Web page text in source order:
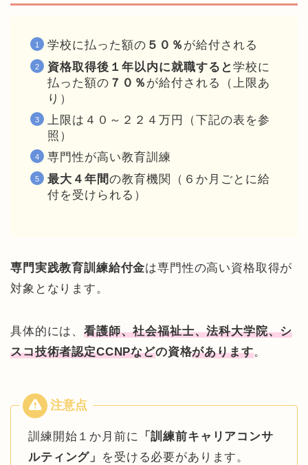
学校に払った額の ５０％ が給付される
資格取得後１年以内に就職すると 学校に
払った額の ７０％ が給付される（上限あ
り）
上限は４０～２２４万円（下記の表を参
照）
専門性が高い教育訓練
最大４年間の教育機関（６か月ごとに給
付を受けられる）
専門実践教育訓練給付金は専門性の高い資格取得が
対象となります。
具体的には、看護師、社会福祉士、法科大学院、シ
スコ技術者認定CCNPなどの資格があります。
訓練開始１か月前に 「訓練前キャリアコンサ
ルティング」
を受ける必要があります。